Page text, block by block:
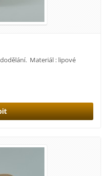
Materiál : lipové